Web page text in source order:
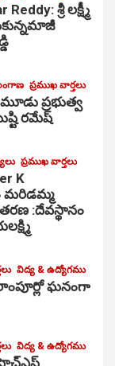
శ్రీ లక్ష్మీ
ప్రముఖ వార్తలు
ప్రభుత్వ
రమేష్
ప్రముఖ వార్తలు
K
మరిడమ్మ
:దేవస్థానం
విద్య & ఉద్యోగము
ఘనంగా
విద్య & ఉద్యోగము